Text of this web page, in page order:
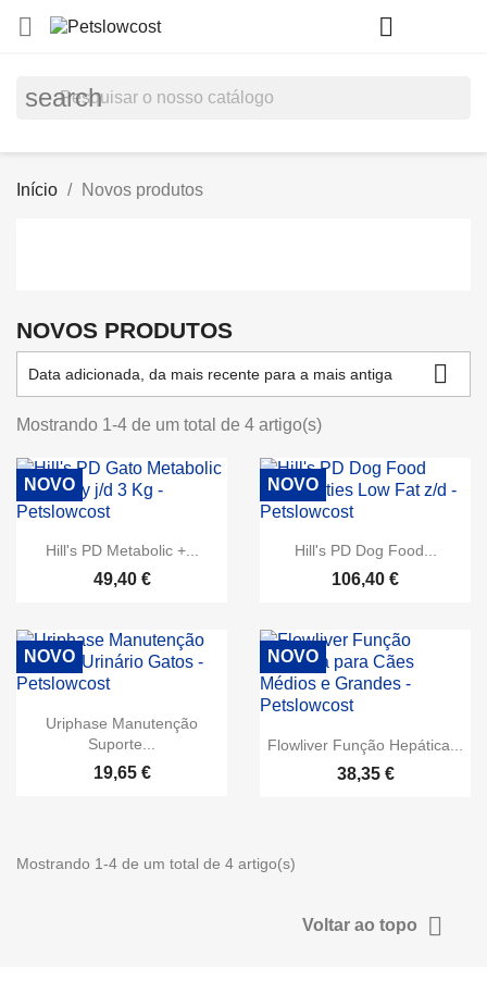
 
search
Início Novos produtos
NOVOS PRODUTOS
Data adicionada, da mais recente para a mais antiga 
Mostrando 1-4 de um total de 4 artigo(s)
Hill's PD Metabolic +...
49,40 €
NOVO
Hill's PD Dog Food...
106,40 €
NOVO
Uriphase Manutenção
Suporte...
19,65 €
NOVO
Flowliver Função Hepática...
38,35 €
NOVO
Mostrando 1-4 de um total de 4 artigo(s)
Voltar ao topo 